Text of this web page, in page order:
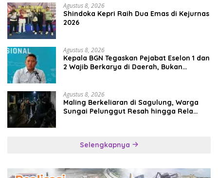
Agustus 8, 2026
Shindoka Kepri Raih Dua Emas di Kejurnas
2026
Agustus 8, 2026
Kepala BGN Tegaskan Pejabat Eselon 1 dan
2 Wajib Berkarya di Daerah, Bukan
Agustus 8, 2026
Maling Berkeliaran di Sagulung, Warga
Sungai Pelunggut Resah hingga Rela
Selengkapnya